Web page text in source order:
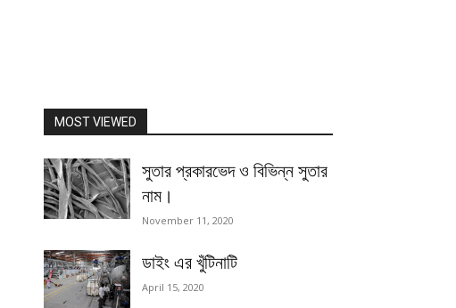
MOST VIEWED
সুতার প্রকারভেদ ও বিভিন্ন সুতার
নাম।
November 11, 2020
ডাইং এর খুঁটিনাটি
April 15, 2020